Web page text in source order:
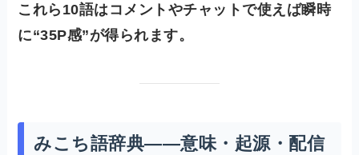
これら10語はコメントやチャットで使えば瞬時
に“35P感”が得られます。
みこち語辞典——意味・起源・配信